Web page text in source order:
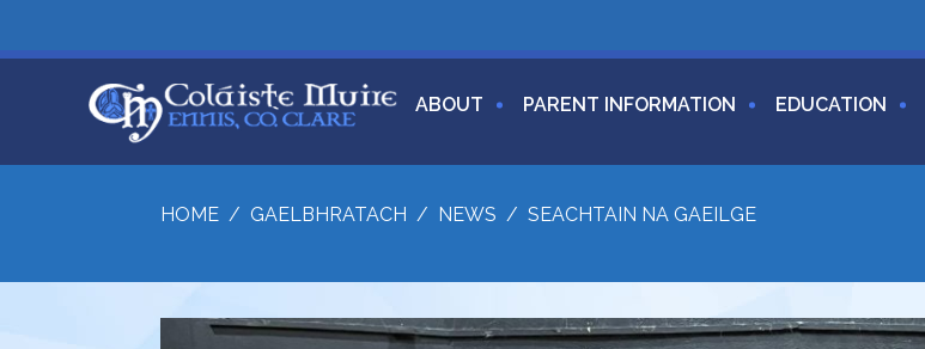
ABOUT PARENT INFORMATION EDUCATION
HOME / GAELBHRATACH / NEWS / SEACHTAIN NA GAEILGE